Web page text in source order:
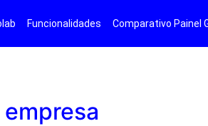
Funcionalidades Comparativo Painel